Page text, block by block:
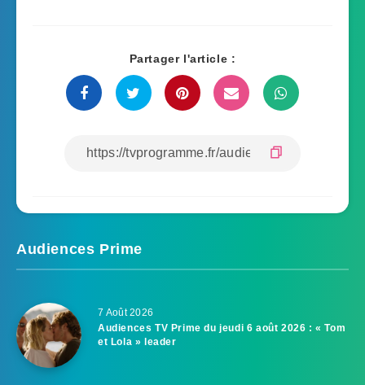
Partager l'article :
Audiences Prime
7 Août 2026
Audiences TV Prime du jeudi 6 août 2026 : « Tom
et Lola » leader